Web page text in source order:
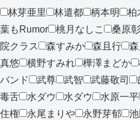
林芽亜里
林遣都 柄本明 柏
葉もRumor
桃月なしこ 桑原彰
院クラス
森すみか 森且行
真悠
横野すみれ 樺澤まどか
バンド
武尊 武智 武藤敬司
毒舌
水ダウ 水ダウ 水原一平
住権
永尾まりや 永野芽郁